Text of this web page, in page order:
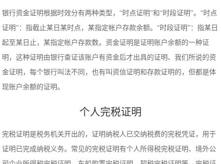
银行资金证明根据时效分有两种类型，“时点证明”和“时段证明”。“时点
证明”：指截止某日某时点，某指定帐户存款余额。“时段证明”：指某日
起至某日止，某指定帐户存款数。资金证明是证明账户余额的一种证
明，这种证明由银行查证该账户有资金后才出具的证明、我们所说的资
金证明，每个银行叫法不同，也有叫资信证明和存款证明的，但都是体
现账户余额的证明。
个人完税证明
完税证明是税务机关开出的，证明纳税人已交纳税费的完税凭证，用于
证明已完成纳税义务。常见的完税证明有个人所得税完税证明、境外公